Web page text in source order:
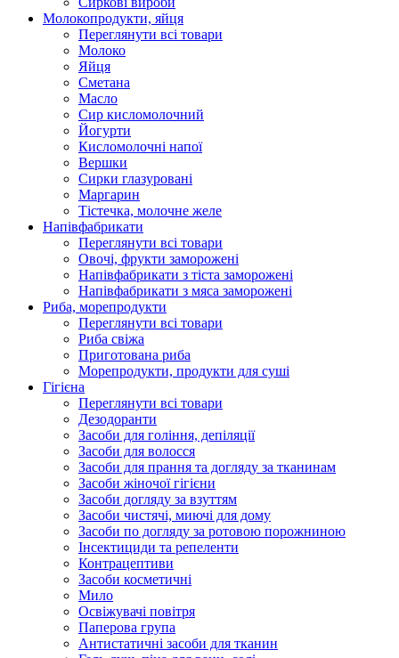
Молокопродукти, яйця
Переглянути всі товари
Молоко
Яйця
Сметана
Масло
Сир кисломолочний
Йогурти
Кисломолочні напої
Вершки
Сирки глазуровані
Маргарин
Тістечка, молочне желе
Напівфабрикати
Переглянути всі товари
Овочі, фрукти заморожені
Напівфабрикати з тіста заморожені
Напівфабрикати з мяса заморожені
Риба, морепродукти
Переглянути всі товари
Риба свіжа
Приготована риба
Морепродукти, продукти для суші
Гігієна
Переглянути всі товари
Дезодоранти
Засоби для гоління, депіляції
Засоби для волосся
Засоби для прання та догляду за тканинам
Засоби жіночої гігієни
Засоби догляду за взуттям
Засоби чистячі, миючі для дому
Засоби по догляду за ротовою порожниною
Інсектициди та репеленти
Контрацептиви
Засоби косметичні
Мило
Освіжувачі повітря
Паперова група
Антистатичні засоби для тканин